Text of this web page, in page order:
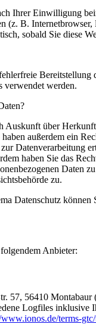
Ihrer Einwilligung
(z. B.
sobald Sie diese
Bereitstellung
verwendet werden.
Auskunft über
außerdem ein
Datenverarbeitung
haben Sie das
Daten
zu.
Datenschutz können
Anbieter:
57, 56410
Logfiles inklusive
terms-